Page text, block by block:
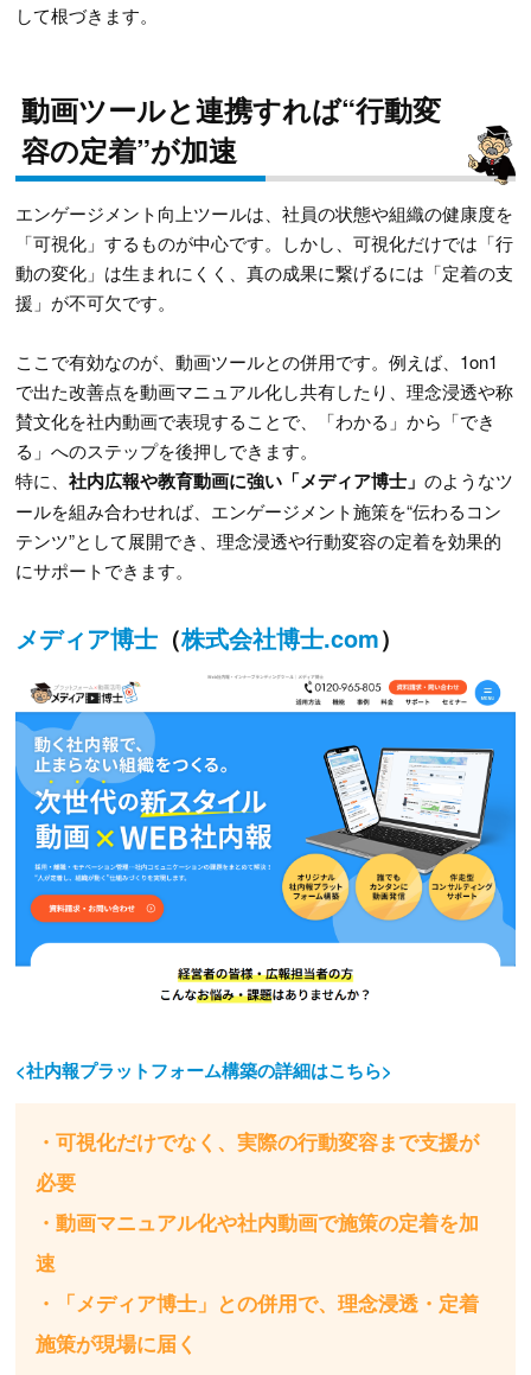
して根づきます。
動画ツールと連携すれば“行動変
容の定着”が加速
エンゲージメント向上ツールは、社員の状態や組織の健康度を
「可視化」するものが中心です。しかし、可視化だけでは「行
動の変化」は生まれにくく、真の成果に繋げるには「定着の支
援」が不可欠です。
ここで有効なのが、動画ツールとの併用です。例えば、1on1
で出た改善点を動画マニュアル化し共有したり、理念浸透や称
賛文化を社内動画で表現することで、「わかる」から「でき
る」へのステップを後押しできます。
特に、社内広報や教育動画に強い「メディア博士」のようなツ
ールを組み合わせれば、エンゲージメント施策を“伝わるコン
テンツ”として展開でき、理念浸透や行動変容の定着を効果的
にサポートできます。
メディア博士 （株式会社博士.com）
<社内報プラットフォーム構築の詳細はこちら>
・可視化だけでなく、実際の行動変容まで支援が
必要
・動画マニュアル化や社内動画で施策の定着を加
速
・「メディア博士」との併用で、理念浸透・定着
施策が現場に届く